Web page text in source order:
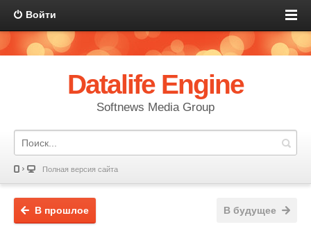
Войти
Datalife Engine
Softnews Media Group
Полная версия сайта
В будущее
В прошлое